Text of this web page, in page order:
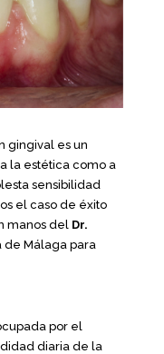
gingival es un
la estética como a
sensibilidad
el caso de éxito
manos del Dr.
Málaga para
por el
diaria de la